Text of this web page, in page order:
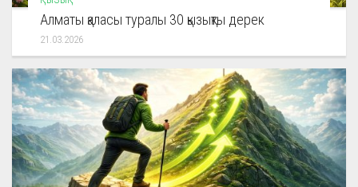
Алматы қаласы туралы 30 қызықты дерек
21.03.2026